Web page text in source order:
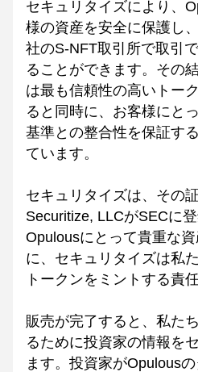
セキュリタイズにより、
様の資産を安全に保護し
社のS-NFT取引所で取引
ることができます。その
は最も信頼性の高いトー
ると同時に、お客様にと
基準との整合性を保証す
ています。
セキュリタイズは、その
Securitize, LLCがSECに
Opulousにとって貴重な
に、セキュリタイズは私
トークンをミントする責
販売が完了すると、私た
るために投資家の情報を
ます。投資家がOpulous